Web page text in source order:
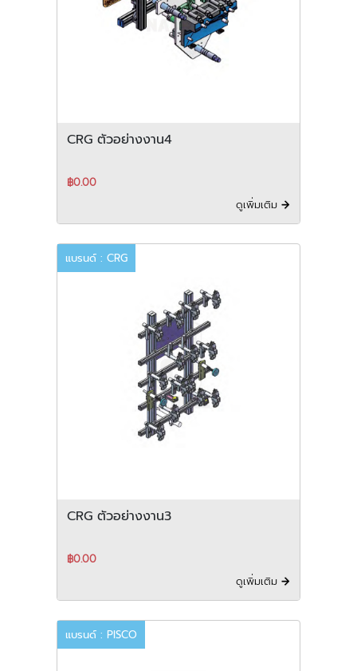
CRG ตัวอย่างงาน4
฿0.00
ดูเพิ่มเติม
แบรนด์ : CRG
CRG ตัวอย่างงาน3
฿0.00
ดูเพิ่มเติม
แบรนด์ : PISCO